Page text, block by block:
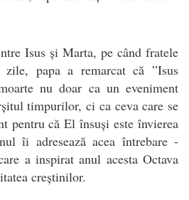
Isus și Marta, pe când fratele
papa a remarcat că ”Isus
nu doar ca un eveniment
timpurilor, ci ca ceva care se
pentru că El însuși este învierea
îi adresează acea întrebare -
a inspirat anul acesta Octava
creștinilor.